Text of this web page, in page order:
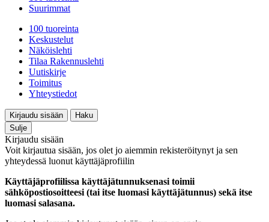
Suurimmat
100 tuoreinta
Keskustelut
Näköislehti
Tilaa Rakennuslehti
Uutiskirje
Toimitus
Yhteystiedot
Kirjaudu sisään
Haku
Sulje
Kirjaudu sisään
Voit kirjautua sisään, jos olet jo aiemmin rekisteröitynyt ja sen
yhteydessä luonut käyttäjäprofiilin
Käyttäjäprofiilissa käyttäjätunnuksenasi toimii
sähköpostiosoitteesi (tai itse luomasi käyttäjätunnus) sekä itse
luomasi salasana.